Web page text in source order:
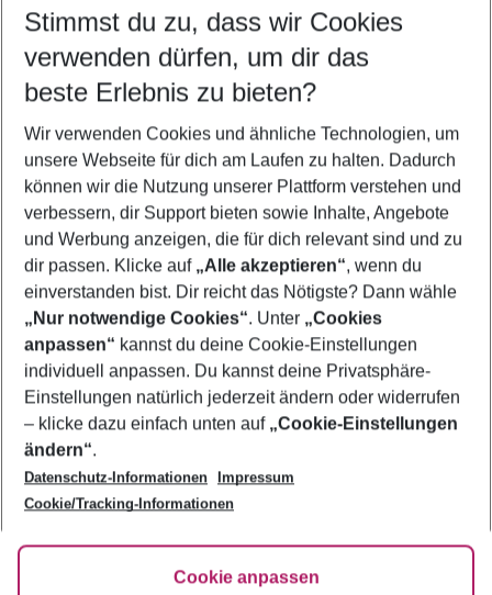
Beliebiger Abflughafen
Wähle deinen Reisezeitraum
5-8 Nächte
2 Erwachsene Keine Kinder
Mehr Filter anzeigen
Footer
Footer navigation
Über uns
AGB
Bestpreisgarantie
Cookie-Einstellungen ändern
Cookie-Richtlinie
Agenturbetreuung
Barrierefreies Reisen
FAQ
HanseMerkur Reiseversicherung
Folge uns
Stimmst du zu, dass wir Cookies
verwenden dürfen, um dir das
beste Erlebnis zu bieten?
Wir verwenden Cookies und ähnliche Technologien, um
unsere Webseite für dich am Laufen zu halten. Dadurch
können wir die Nutzung unserer Plattform verstehen und
verbessern, dir Support bieten sowie Inhalte, Angebote
und Werbung anzeigen, die für dich relevant sind und zu
dir passen. Klicke auf „Alle akzeptieren“, wenn du
einverstanden bist. Dir reicht das Nötigste? Dann wähle
„Nur notwendige Cookies“. Unter „Cookies
anpassen“ kannst du deine Cookie-Einstellungen
individuell anpassen. Du kannst deine Privatsphäre-
Einstellungen natürlich jederzeit ändern oder widerrufen
– klicke dazu einfach unten auf „Cookie-Einstellungen
ändern“.
Datenschutz-Informationen
Impressum
Cookie/Tracking-Informationen
Cookie anpassen